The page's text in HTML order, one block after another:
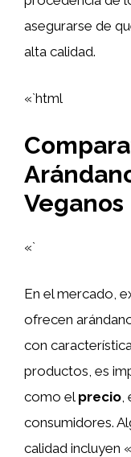
asegurarse de
alta calidad.
«`html
Veganos
«`
En el mercado,
ofrecen
con
productos, es
como el precio
consumidores.
calidad incluyen